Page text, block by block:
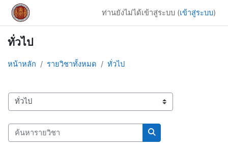
ข้ามไปที่เนื้อหาหลัก
ท่านยังไม่ได้เข้าสู่ระบบ (เข้าสู่ระบบ)
ทั่วไป
หน้าหลัก รายวิชาทั้งหมด ทั่วไป
ประเภทของรายวิชา
ค้นหารายวิชา
ค้นหารายวิชา